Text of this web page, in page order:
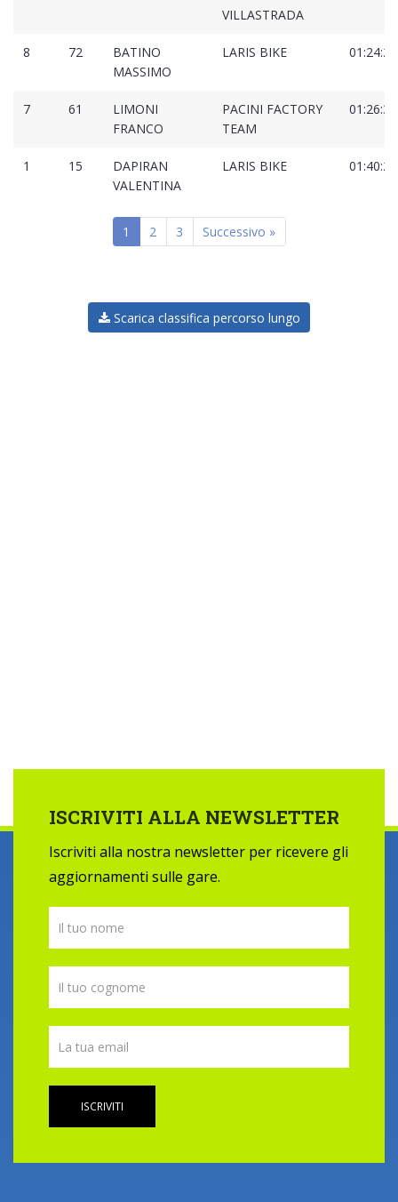
VILLASTRADA
8 72
BATINO
MASSIMO
LARIS BIKE
7 61
LIMONI
FRANCO
PACINI FACTORY
TEAM
1 15
DAPIRAN
VALENTINA
LARIS BIKE
1 2 3 Successivo »
Scarica classifica percorso lungo
ISCRIVITI ALLA NEWSLETTER
Iscriviti alla nostra newsletter per ricevere gli
aggiornamenti sulle gare.
ISCRIVITI